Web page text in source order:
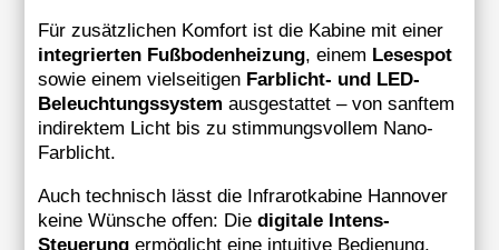
Für zusätzlichen Komfort ist die Kabine mit einer
integrierten Fußbodenheizung, einem Lesespot
sowie einem vielseitigen Farblicht- und LED-
Beleuchtungssystem ausgestattet – von sanftem
indirektem Licht bis zu stimmungsvollem Nano-
Farblicht.
Auch technisch lässt die Infrarotkabine Hannover
keine Wünsche offen: Diedigitale Intens-
Steuerung ermöglicht eine intuitive Bedienung,